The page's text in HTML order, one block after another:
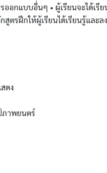
ออกแบบอื่นๆ • ผู้เรียนจะได้เ
ตรฝึกให้ผู้เรียนได้เรียนรู้และ
ดง
ภาพยนตร์